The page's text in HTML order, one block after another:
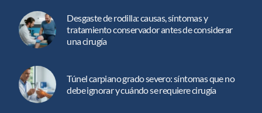
Desgaste de rodilla: causas, síntomas y
tratamiento conservador antes de considerar
una cirugía
Túnel carpiano grado severo: síntomas que no
debe ignorar y cuándo se requiere cirugía